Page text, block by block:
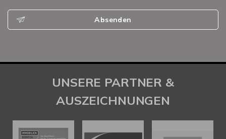
Absenden
UNSERE PARTNER &
AUSZEICHNUNGEN